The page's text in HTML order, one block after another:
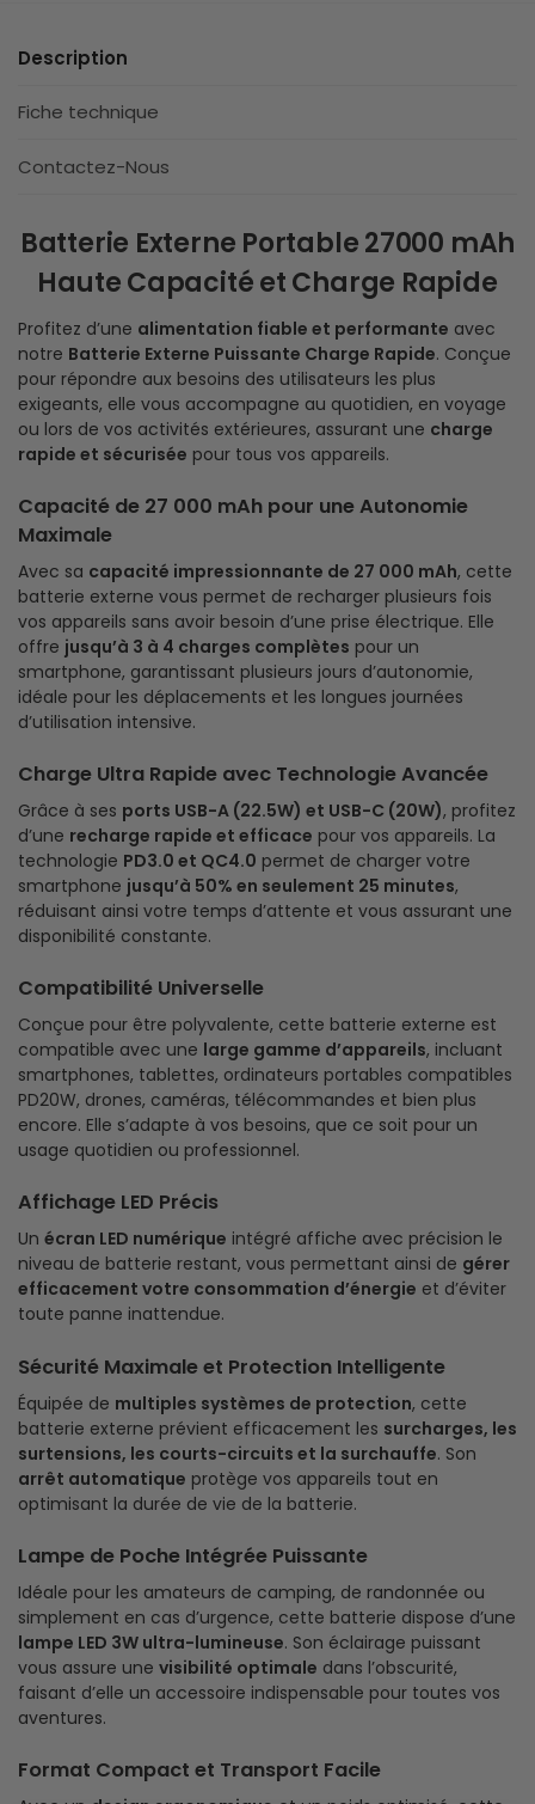
Description
Fiche technique
Contactez-Nous
Batterie Externe Portable 27000 mAh
Haute Capacité et Charge Rapide
Profitez d’une alimentation fiable et performante avec
notre Batterie Externe Puissante Charge Rapide. Conçue
pour répondre aux besoins des utilisateurs les plus
exigeants, elle vous accompagne au quotidien, en voyage
ou lors de vos activités extérieures, assurant une charge
rapide et sécurisée pour tous vos appareils.
Capacité de 27 000 mAh pour une Autonomie
Maximale
Avec sa capacité impressionnante de 27 000 mAh, cette
batterie externe vous permet de recharger plusieurs fois
vos appareils sans avoir besoin d’une prise électrique. Elle
offre jusqu’à 3 à 4 charges complètes pour un
smartphone, garantissant plusieurs jours d’autonomie,
idéale pour les déplacements et les longues journées
d’utilisation intensive.
Charge Ultra Rapide avec Technologie Avancée
Grâce à ses ports USB-A (22.5W) et USB-C (20W), profitez
d’une recharge rapide et efficace pour vos appareils. La
technologie PD3.0 et QC4.0 permet de charger votre
smartphone jusqu’à 50% en seulement 25 minutes,
réduisant ainsi votre temps d’attente et vous assurant une
disponibilité constante.
Compatibilité Universelle
Conçue pour être polyvalente, cette batterie externe est
compatible avec une large gamme d’appareils, incluant
smartphones, tablettes, ordinateurs portables compatibles
PD20W, drones, caméras, télécommandes et bien plus
encore. Elle s’adapte à vos besoins, que ce soit pour un
usage quotidien ou professionnel.
Affichage LED Précis
Un écran LED numérique intégré affiche avec précision le
niveau de batterie restant, vous permettant ainsi de gérer
efficacement votre consommation d’énergie et d’éviter
toute panne inattendue.
Sécurité Maximale et Protection Intelligente
Équipée de multiples systèmes de protection, cette
batterie externe prévient efficacement les surcharges, les
surtensions, les courts-circuits et la surchauffe. Son
arrêt automatique protège vos appareils tout en
optimisant la durée de vie de la batterie.
Lampe de Poche Intégrée Puissante
Idéale pour les amateurs de camping, de randonnée ou
simplement en cas d’urgence, cette batterie dispose d’une
lampe LED 3W ultra-lumineuse. Son éclairage puissant
vous assure une visibilité optimale dans l’obscurité,
faisant d’elle un accessoire indispensable pour toutes vos
aventures.
Format Compact et Transport Facile